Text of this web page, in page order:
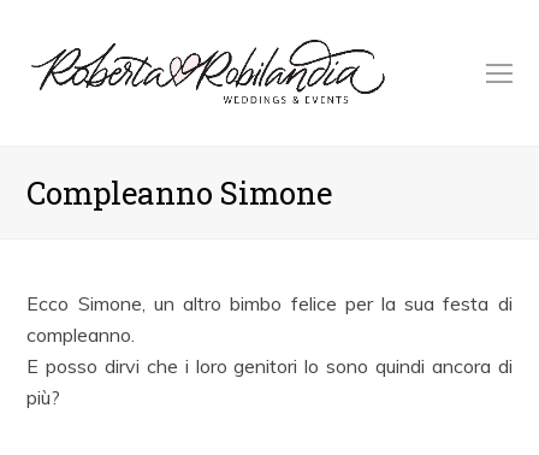
Compleanno Simone
Ecco Simone, un altro bimbo felice per la sua festa di
compleanno.
E posso dirvi che i loro genitori lo sono quindi ancora di
più?